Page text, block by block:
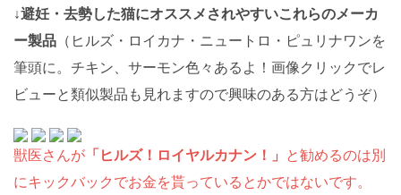
↓避妊・去勢した猫にオススメされやすいこれらのメーカ
ー製品 （ヒルズ・ロイカナ・ニュートロ・ピュリナワンを
筆頭に。チキン、サーモン色々あるよ！画像クリックでレ
ビューと類似製品も見れますので興味のある方はどうぞ）
獣医さんが 「ヒルズ！ロイヤルカナン！」
と勧めるのは別
にキックバックでお金を貰っているとかではないです。